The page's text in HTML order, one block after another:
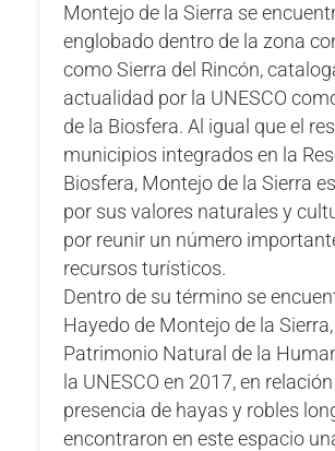
Montejo de la Sierra se
englobado dentro de la zona
como Sierra del Rincón,
actualidad por la UNESCO
de la Biosfera. Al igual que el
municipios integrados en la
Biosfera, Montejo de la Sierra
por sus valores naturales y
por reunir un número
recursos turísticos.
Dentro de su término se
Hayedo de Montejo de la
Patrimonio Natural de la
la UNESCO en 2017, en
presencia de hayas y robles
encontraron en este espacio